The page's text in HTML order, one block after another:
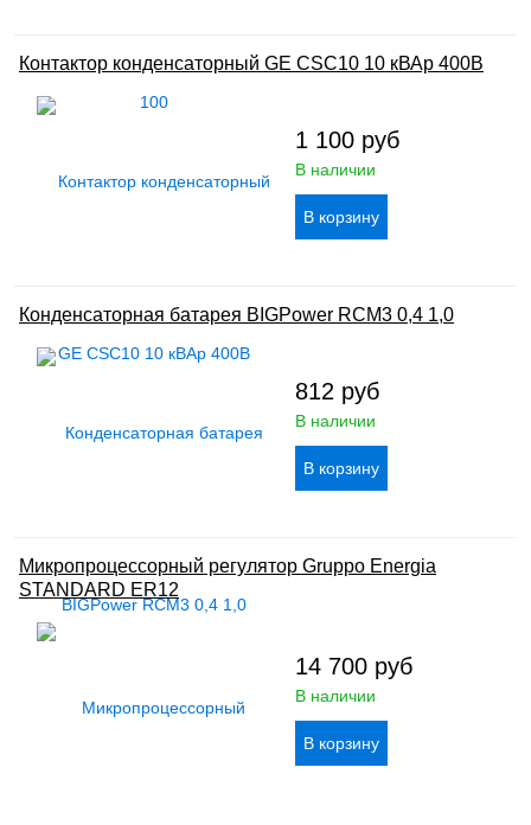
Контактор конденсаторный GE CSC10 10 кВАр 400В
1 100 руб
В наличии
Конденсаторная батарея BIGPower RCM3 0,4 1,0
812 руб
В наличии
Микропроцессорный регулятор Gruppo Energia
STANDARD ER12
14 700 руб
В наличии